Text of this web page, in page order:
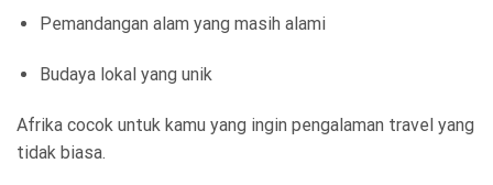
Pemandangan alam yang masih alami
Budaya lokal yang unik
Afrika cocok untuk kamu yang ingin pengalaman travel yang
tidak biasa.